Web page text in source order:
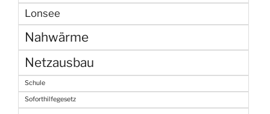
Lonsee
Nahwärme
Netzausbau
Schule
Soforthilfegesetz